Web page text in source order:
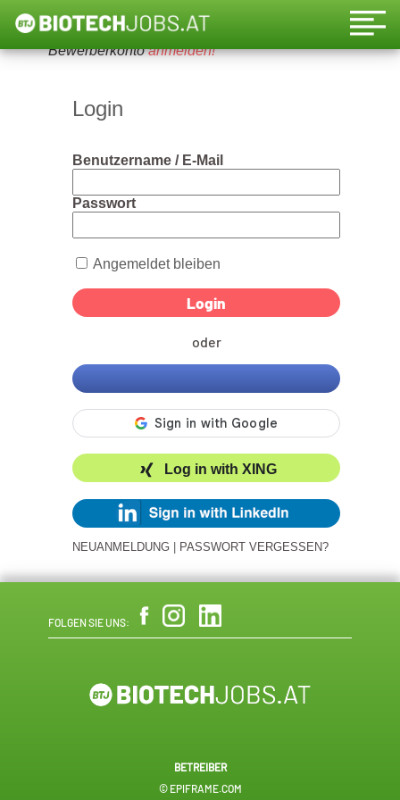
Um diese Funktion nutzen zu können, bitte ein
Bewerberkontoanmelden!
Login
Benutzername / E-Mail
Passwort
Angemeldet bleiben
oder
Log in with XING
NEUANMELDUNG PASSWORT VERGESSEN?
FOLGEN SIE UNS:
BETREIBER
© EPIFRAME.COM